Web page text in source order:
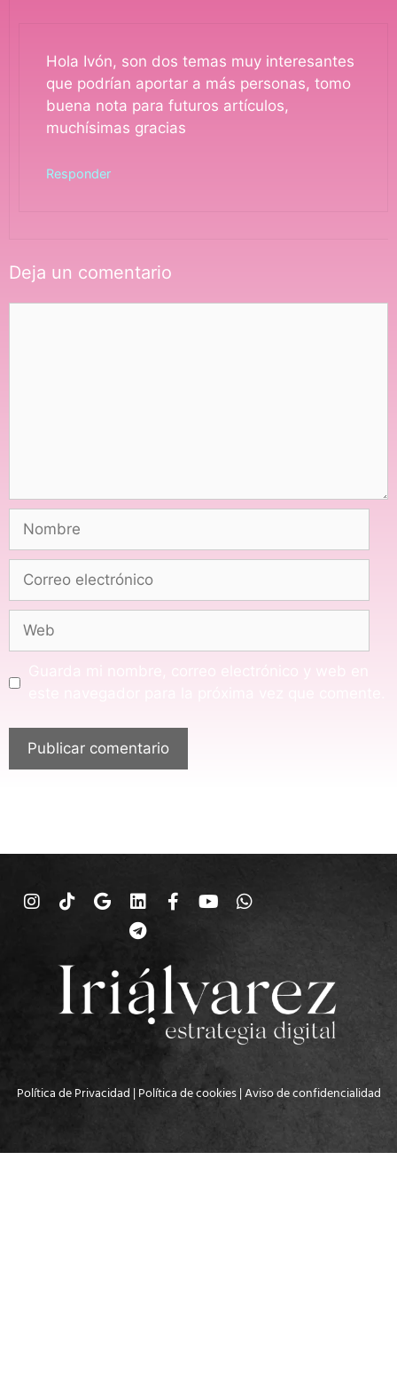
Hola Ivón, son dos temas muy interesantes
que podrían aportar a más personas, tomo
buena nota para futuros artículos,
muchísimas gracias
Responder
Deja un comentario
Política de Privacidad | Política de cookies|Aviso de confidencialidad